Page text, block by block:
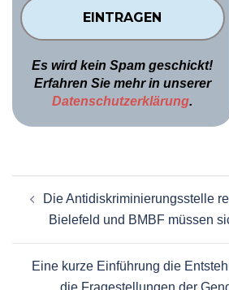
Es wird kein Spam geschickt!
Erfahren Sie mehr in unserer
Datenschutzerklärung.
Die Antidiskriminierungsstelle
Bielefeld und BMBF müssen
Eine kurze Einführung die